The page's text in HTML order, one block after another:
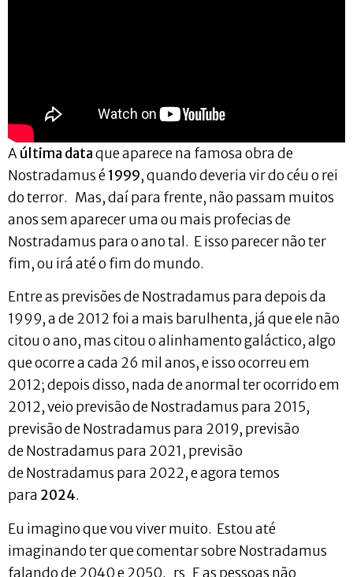
Aúltima dataque aparece na famosa obra de
Nostradamus é1999, quando deveria vir do céu o rei
do terror. Mas, daí para frente, não passam muitos
anos sem aparecer uma ou mais profecias de
Nostradamus para o ano tal. E isso parecer não ter
fim, ou irá até o fim do mundo.
Entre as previsões de Nostradamus para depois da
1999, a de 2012 foi a mais barulhenta, já que ele não
citou o ano, mas citou o alinhamento galáctico, algo
que ocorre a cada 26 mil anos, e isso ocorreu em
2012; depois disso, nada de anormal ter ocorrido em
2012, veio previsão de Nostradamus para 2015,
previsão de Nostradamus para 2019, previsão
de Nostradamus para 2021, previsão
de Nostradamus para 2022, e agora temos
para 2024.
Eu imagino que vou viver muito. Estou até
imaginando ter que comentar sobre Nostradamus
falando de 2040 e 2050. rs E as pessoas não